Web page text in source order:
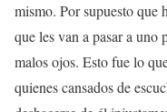
mismo. Por supuesto que
que les van a pasar a uno
malos ojos. Esto fue lo
quienes cansados de